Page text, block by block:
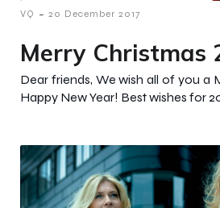
VQ - 20 December 2017
Merry Christmas
Dear friends, We wish all of you a
Happy New Year! Best wishes for